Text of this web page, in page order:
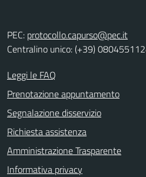
PEC: protocollo.capurso@pec.it
Centralino unico: (+39)
Leggi le FAQ
Prenotazione appuntamento
Segnalazione disservizio
Richiesta assistenza
Amministrazione Trasparente
Informativa privacy